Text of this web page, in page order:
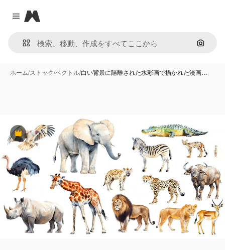
Close menu
Magnific
画像で
ホーム/ストック/ベクトル/白い背景に隔離された水彩画で描かれた漫画…
Premium